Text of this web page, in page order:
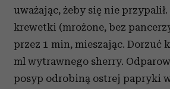
uważając, żeby się nie
krewetki (mrożone, bez
przez 1 min, mieszając. Dorzuć
ml wytrawnego sherry.
posyp odrobiną ostrej papryki